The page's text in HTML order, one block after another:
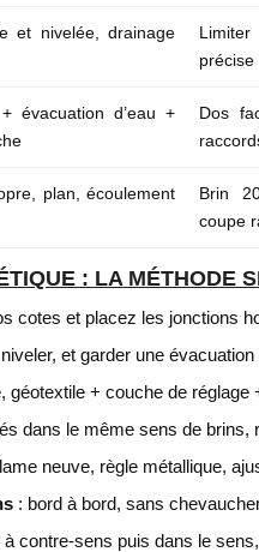
et nivelée, drainage
précise
évacuation d’eau +
Dos
plan, écoulement
Brin
coupe
: LA MÉTHODE
cotes et placez les jonctions
et garder une
géotextile + couche de réglage
dans le même sens de brins,
neuve, règle métallique,
: bord à bord, sans
contre-sens puis dans le